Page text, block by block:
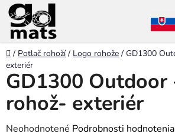
Prejsť
na
obsah
Domov
/ Potlač rohoží / Logo rohože / GD1300
exteriér
GD1300
rohož- exteriér
Priemerné
Neohodnotené Podrobnosti hodnotenia